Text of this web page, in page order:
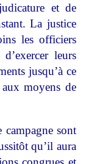
et de
La justice
les officiers
leurs
jusqu’à ce
moyens de
campagne sont
qu’il aura